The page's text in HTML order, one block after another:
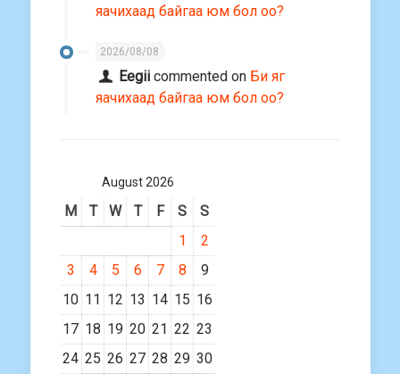
яачихаад байгаа юм бол оо?
2026/08/08
Eegii commented on Би яг
яачихаад байгаа юм бол оо?
August 2026
M T W T F S
S
1
2
3
4 5 6 7 8
9
10 11 12 13 14 15 16
17 18 19 20 21 22 23
24 25 26 27 28 29 30